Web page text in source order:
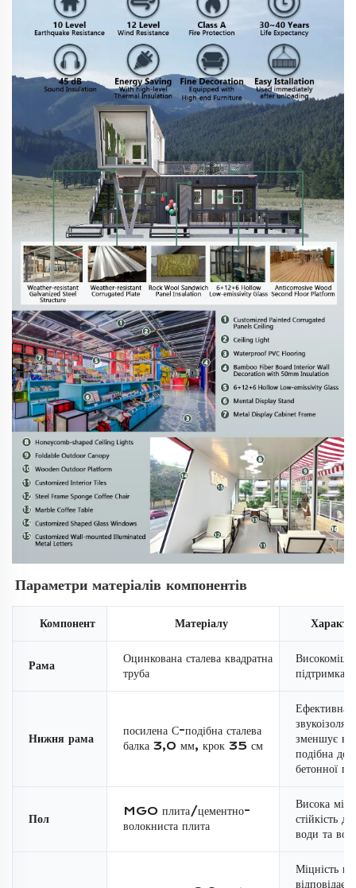
Параметри матеріалів компонентів
Компонент Матеріалу
Рама
Оцинкована сталева квадратна
труба
підтримка
Нижня рама
посилена С-подібна сталева
балка 3,0 мм, крок 35 см
Ефективна
зменшує
подібна до
бетонної
Пол
MGO плита/цементно-
волокниста плита
Висока
стійкість
води та
Міцність
відповідає